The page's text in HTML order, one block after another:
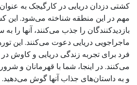
کشتی دزدان دریایی در کارگیجک به
مهم در این منطقه شناخته می‌شود. این
بازدیدکنندگان را جذب می‌کنند، آنها را
ماجراجویی دریایی دعوت می‌کنند. این
فرد برای تجربه زندگی دریایی و کاوش
می‌کنند. در اینجا، شما با قهرمانان و
و به داستان‌های جذاب آنها گوش می‌دهید.